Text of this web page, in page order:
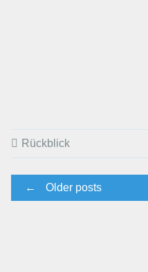
Rückblick
Posts
← Older posts